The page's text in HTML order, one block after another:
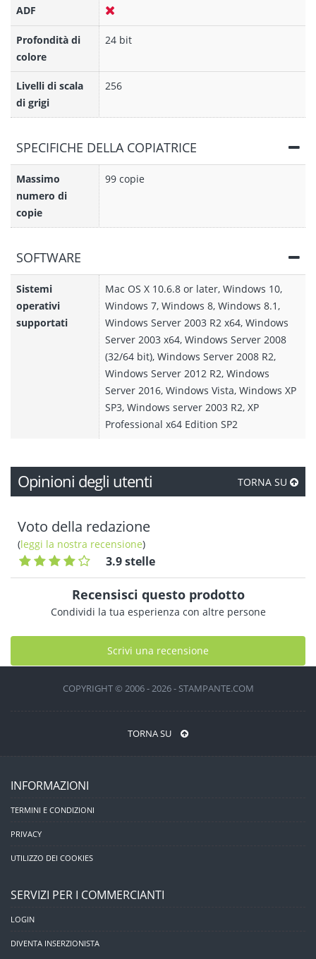
ADF
Profondità di
colore
24 bit
Livelli di scala
di grigi
256
SPECIFICHE DELLA COPIATRICE
Massimo
numero di
copie
99 copie
SOFTWARE
Sistemi
operativi
supportati
Mac OS X 10.6.8 or later, Windows 10,
Windows 7, Windows 8, Windows 8.1,
Windows Server 2003 R2 x64, Windows
Server 2003 x64, Windows Server 2008
(32/64 bit), Windows Server 2008 R2,
Windows Server 2012 R2, Windows
Server 2016, Windows Vista, Windows XP
SP3, Windows server 2003 R2, XP
Professional x64 Edition SP2
Opinioni degli utenti TORNA SU
Voto della redazione
(leggi la nostra recensione)
3.9 stelle
Recensisci questo prodotto
Condividi la tua esperienza con altre persone
Scrivi una recensione
COPYRIGHT © 2006 - 2026 - STAMPANTE.COM
TORNA SU
INFORMAZIONI
TERMINI E CONDIZIONI
PRIVACY
UTILIZZO DEI COOKIES
SERVIZI PER I COMMERCIANTI
LOGIN
DIVENTA INSERZIONISTA